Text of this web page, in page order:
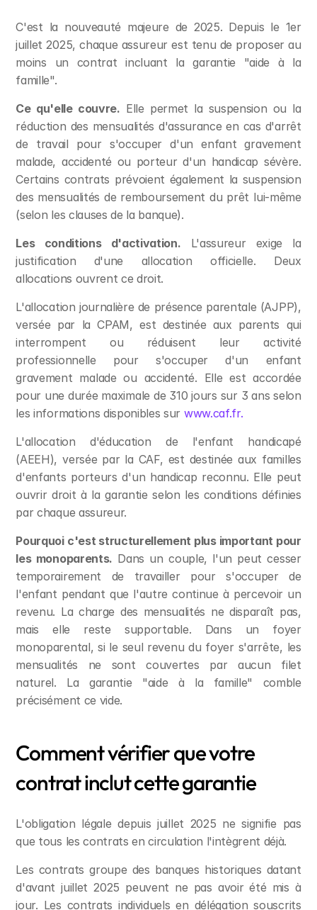
C'est la nouveauté majeure de 2025. Depuis le 1er
juillet 2025, chaque assureur est tenu de proposer au
moins un contrat incluant la garantie "aide à la
famille".
Ce qu'elle couvre. Elle permet la suspension ou la
réduction des mensualités d'assurance en cas d'arrêt
de travail pour s'occuper d'un enfant gravement
malade, accidenté ou porteur d'un handicap sévère.
Certains contrats prévoient également la suspension
des mensualités de remboursement du prêt lui-même
(selon les clauses de la banque).
Les conditions d'activation. L'assureur exige la
justification d'une allocation officielle. Deux
allocations ouvrent ce droit.
L'allocation journalière de présence parentale (AJPP),
versée par la CPAM, est destinée aux parents qui
interrompent ou réduisent leur activité
professionnelle pour s'occuper d'un enfant
gravement malade ou accidenté. Elle est accordée
pour une durée maximale de 310 jours sur 3 ans selon
les informations disponibles sur www.caf.fr.
L'allocation d'éducation de l'enfant handicapé
(AEEH), versée par la CAF, est destinée aux familles
d'enfants porteurs d'un handicap reconnu. Elle peut
ouvrir droit à la garantie selon les conditions définies
par chaque assureur.
Pourquoi c'est structurellement plus important pour
les monoparents. Dans un couple, l'un peut cesser
temporairement de travailler pour s'occuper de
l'enfant pendant que l'autre continue à percevoir un
revenu. La charge des mensualités ne disparaît pas,
mais elle reste supportable. Dans un foyer
monoparental, si le seul revenu du foyer s'arrête, les
mensualités ne sont couvertes par aucun filet
naturel. La garantie "aide à la famille" comble
précisément ce vide.
Comment vérifier que votre
contrat inclut cette garantie
L'obligation légale depuis juillet 2025 ne signifie pas
que tous les contrats en circulation l'intègrent déjà.
Les contrats groupe des banques historiques datant
d'avant juillet 2025 peuvent ne pas avoir été mis à
jour. Les contrats individuels en délégation souscrits